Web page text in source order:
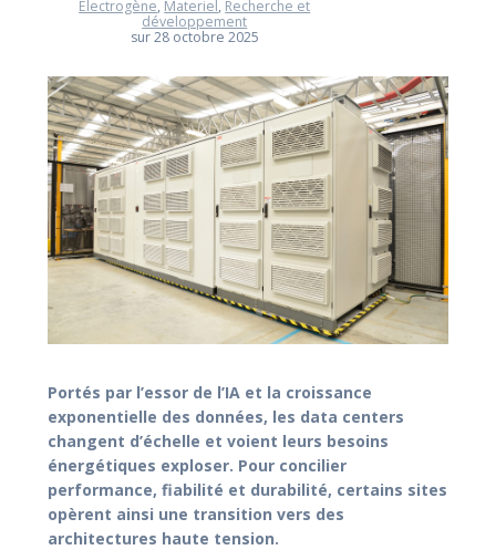
Electrogène, Materiel, Recherche et
développement
sur 28 octobre 2025
Portés par l’essor de l’IA et la croissance
exponentielle des données, les data centers
changent d’échelle et voient leurs besoins
énergétiques exploser. Pour concilier
performance, fiabilité et durabilité, certains sites
opèrent ainsi une transition vers des
architectures haute tension.